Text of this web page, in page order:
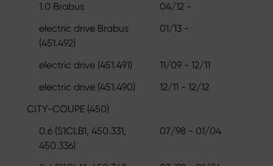
1.0 Brabus
04/12 -
electric drive Brabus
(451.492)
01/13 -
electric drive (451.491)
11/09 - 12/11
electric drive (451.490)
12/11 - 12/12
CITY-COUPE (450)
0.6 (S1CLB1, 450.331,
450.336)
07/98 - 01/04